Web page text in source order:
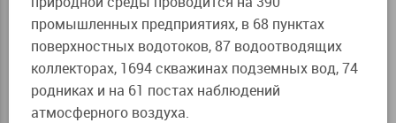
промышленных предприятиях, в 68 пунктах
поверхностных водотоков, 87 водоотводящих
коллекторах, 1694 скважинах подземных вод, 74
родниках и на 61 постах наблюдений
атмосферного воздуха.